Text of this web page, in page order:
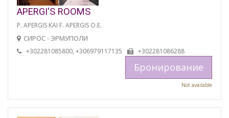
APERGI'S ROOMS
P. APERGIS KAI F. APERGIS O.E.
СИРОС - ЭРМУПОЛИ
+302281085800, +306979117135 +302281086288
Бронирование
Not available